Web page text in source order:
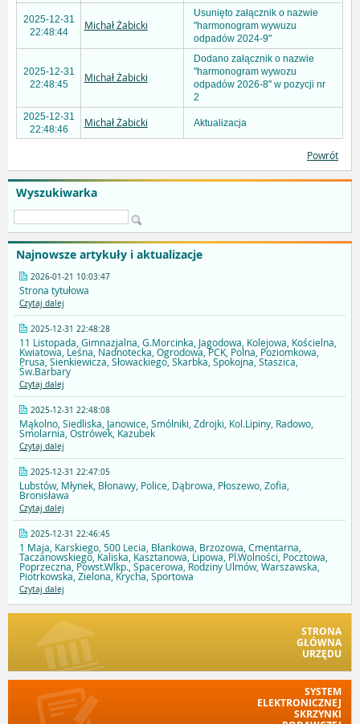
Wyszukiwarka
Najnowsze artykuły i aktualizacje
2026-01-21 10:03:47
Strona tytułowa
Czytaj dalej
2025-12-31 22:48:28
11 Listopada, Gimnazjalna, G.Morcinka, Jagodowa, Kolejowa, Kościelna,
Kwiatowa, Leśna, Nadnotecka, Ogrodowa, PCK, Polna, Poziomkowa,
Prusa, Sienkiewicza, Słowackiego, Skarbka, Spokojna, Staszica,
Św.Barbary
Czytaj dalej
2025-12-31 22:48:08
Mąkolno, Siedliska, Janowice, Smólniki, Zdrojki, Kol.Lipiny, Radowo,
Smolarnia, Ostrówek, Kazubek
Czytaj dalej
2025-12-31 22:47:05
Lubstów, Młynek, Błonawy, Police, Dąbrowa, Płoszewo, Zofia,
Bronisława
Czytaj dalej
2025-12-31 22:46:45
1 Maja, Karskiego, 500 Lecia, Błankowa, Brzozowa, Cmentarna,
Taczanowskiego, Kaliska, Kasztanowa, Lipowa, Pl.Wolności, Pocztowa,
Poprzeczna, Powst.Wlkp., Spacerowa, Rodziny Ulmów, Warszawska,
Piotrkowska, Zielona, Krycha, Sportowa
Czytaj dalej
STRONA
GŁÓWNA
URZĘDU
SYSTEM
ELEKTRONICZNEJ
SKRZYNKI
2025-12-31
22:48:44
Michał Żabicki
Usunięto załącznik o nazwie
"harmonogram wywuzu
odpadów 2024-9"
2025-12-31
22:48:45
Michał Żabicki
Dodano załącznik o nazwie
"harmonogram wywozu
odpadów 2026-8" w pozycji nr
2
2025-12-31
22:48:46
Michał Żabicki Aktualizacja
Powrót